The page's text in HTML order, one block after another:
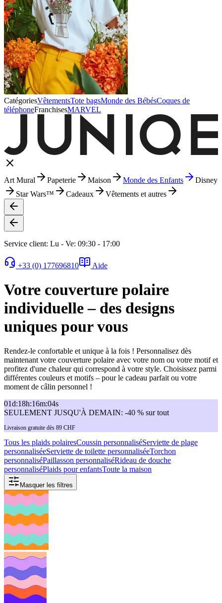
CatégoriesVêtementsTote bagsMonde des BébésCoques de
téléphoneFranchisesMARVEL
Art Mural Papeterie Maison Monde des Enfants
Disney
Star Wars™
Cadeaux Vêtements et autres
Service client: Lu - Ve: 09:30 - 17:00
+33 (0) 177696810 Aide
Votre couverture polaire
individuelle – des designs
uniques pour vous
Rendez-le confortable et unique à la fois ! Personnalisez dès
maintenant votre couverture polaire avec votre nom ou votre motif et
profitez d'une chaleur qui correspond à votre style. Choisissez parmi
différentes couleurs et motifs – pour le cadeau parfait ou votre
moment de câlin personnel !
01d:18h:16m:04s
SEULEMENT JUSQU'À DEMAIN: -40 % sur tout
Livraison gratuite dès 89 CHF
Tous les plaids polairesCoussin personnaliséServiette de plage
personnaliséeServiette de toilette personnaliséeTorchon
personnaliséPaillasson personnaliséRideau de douche
personnaliséPlaids pour enfantsToute la maison
Masquer les filtres